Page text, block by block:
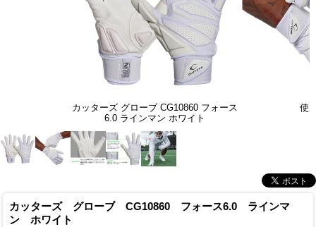
カッターズ グローブ CG10860 フォース
6.0 ラインマン ホワイト
使
カッターズ グローブ CG10860 フォース6.0 ラインマ
ン ホワイト